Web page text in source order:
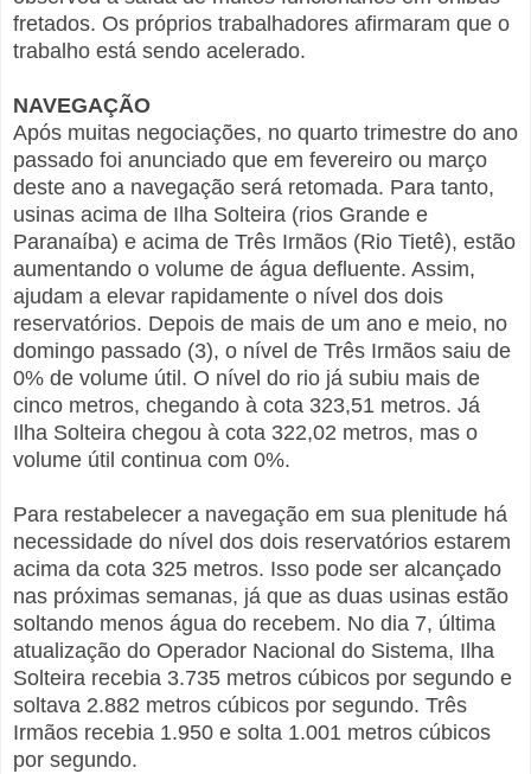
fretados. Os próprios trabalhadores afirmaram que o
trabalho está sendo acelerado.
NAVEGAÇÃO
Após muitas negociações, no quarto trimestre do ano
passado foi anunciado que em fevereiro ou março
deste ano a navegação será retomada. Para tanto,
usinas acima de Ilha Solteira (rios Grande e
Paranaíba) e acima de Três Irmãos (Rio Tietê), estão
aumentando o volume de água defluente. Assim,
ajudam a elevar rapidamente o nível dos dois
reservatórios. Depois de mais de um ano e meio, no
domingo passado (3), o nível de Três Irmãos saiu de
0% de volume útil. O nível do rio já subiu mais de
cinco metros, chegando à cota 323,51 metros. Já
Ilha Solteira chegou à cota 322,02 metros, mas o
volume útil continua com 0%.
Para restabelecer a navegação em sua plenitude há
necessidade do nível dos dois reservatórios estarem
acima da cota 325 metros. Isso pode ser alcançado
nas próximas semanas, já que as duas usinas estão
soltando menos água do recebem. No dia 7, última
atualização do Operador Nacional do Sistema, Ilha
Solteira recebia 3.735 metros cúbicos por segundo e
soltava 2.882 metros cúbicos por segundo. Três
Irmãos recebia 1.950 e solta 1.001 metros cúbicos
por segundo.